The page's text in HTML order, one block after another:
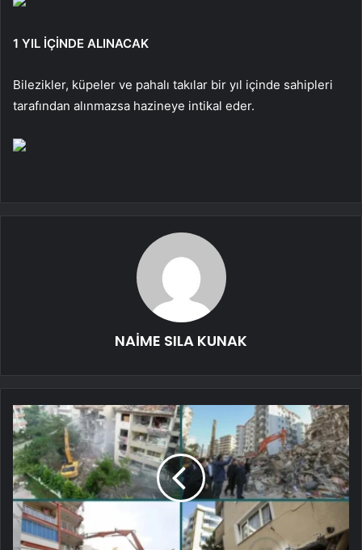
1 YIL İÇİNDE ALINACAK
Bilezikler, küpeler ve pahalı takılar bir yıl içinde sahipleri
tarafından alınmazsa hazineye intikal eder.
NAİME SILA KUNAK